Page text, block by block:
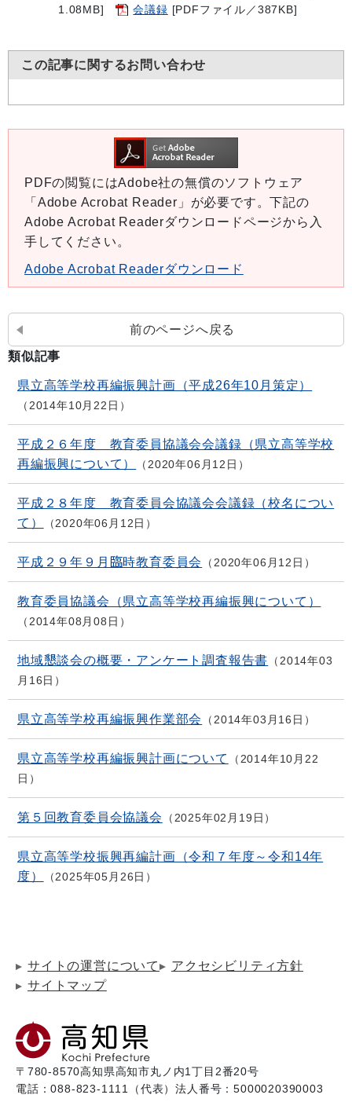
1.08MB]
会議録 [PDFファイル／387KB]
この記事に関するお問い合わせ
PDFの閲覧にはAdobe社の無償のソフトウェア
「Adobe Acrobat Reader」が必要です。下記の
Adobe Acrobat Readerダウンロードページから入
手してください。
Adobe Acrobat Readerダウンロード
前のページへ戻る
類似記事
県立高等学校再編振興計画（平成26年10月策定）
2014年10月22日
平成２６年度 教育委員協議会会議録（県立高等学校
再編振興について）
2020年06月12日
平成２８年度 教育委員会協議会会議録（校名につい
て）
2020年06月12日
平成２９年９月臨時教育委員会 2020年06月12日
教育委員協議会（県立高等学校再編振興について）
2014年08月08日
地域懇談会の概要・アンケート調査報告書
2014年03
月16日
県立高等学校再編振興作業部会 2014年03月16日
県立高等学校再編振興計画について
2014年10月22
日
第５回教育委員会協議会 2025年02月19日
県立高等学校振興再編計画（令和７年度～令和14年
度）
2025年05月26日
サイトの運営について
アクセシビリティ方針
サイトマップ
〒780-8570高知県高知市丸ノ内1丁目2番20号
電話：088-823-1111（代表）法人番号：5000020390003